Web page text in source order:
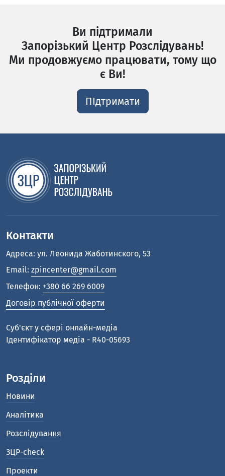
Ви підтримали
Запорізький Центр Розслідувань!
Ми продовжуємо працювати, тому що
є Ви!
ПІдтримати
Контакти
Адреса: ул. Леонида Жаботинского, 53
Email: zpincenter@gmail.com
Телефон: +380 66 269 6009
Договір публічної оферти
Cуб'єкт у сфері онлайн-медіа
Ідентифікатор медіа - R40-05693
Розділи
Новини
Аналітика
Розслідування
ЗЦР-check
Проекти